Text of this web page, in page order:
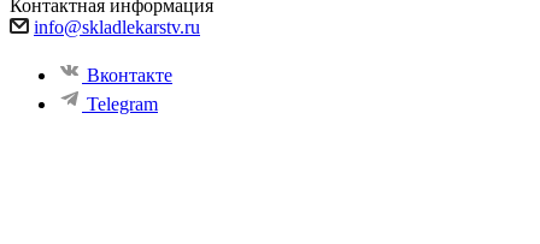
Контактная информация
info@skladlekarstv.ru
Вконтакте
Telegram